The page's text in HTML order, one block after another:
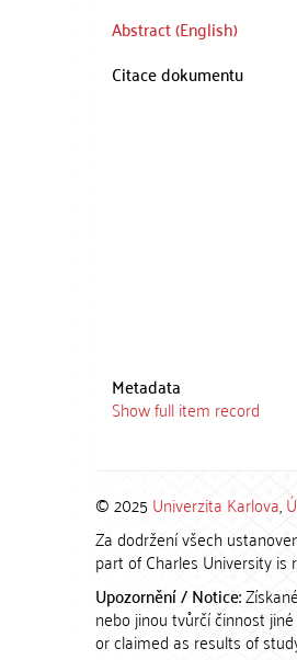
Abstract (English)
Citace dokumentu
Metadata
Show full item record
© 2025 Univerzita Karlova,
Za dodržení všech
part of Charles University
Upozornění / Notice:
nebo jinou tvůrčí činnost
or claimed as results of